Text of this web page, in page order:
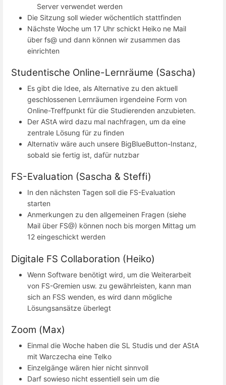
Server verwendet werden
Die Sitzung soll wieder wöchentlich stattfinden
Nächste Woche um 17 Uhr schickt Heiko ne Mail
über fs@ und dann können wir zusammen das
einrichten
Studentische Online-Lernräume (Sascha)
Es gibt die Idee, als Alternative zu den aktuell
geschlossenen Lernräumen irgendeine Form von
Online-Treffpunkt für die Studierenden anzubieten.
Der AStA wird dazu mal nachfragen, um da eine
zentrale Lösung für zu finden
Alternativ wäre auch unsere BigBlueButton-Instanz,
sobald sie fertig ist, dafür nutzbar
FS-Evaluation (Sascha & Steffi)
In den nächsten Tagen soll die FS-Evaluation
starten
Anmerkungen zu den allgemeinen Fragen (siehe
Mail über FS@) können noch bis morgen Mittag um
12 eingeschickt werden
Digitale FS Collaboration (Heiko)
Wenn Software benötigt wird, um die Weiterarbeit
von FS-Gremien usw. zu gewährleisten, kann man
sich an FSS wenden, es wird dann mögliche
Lösungsansätze überlegt
Zoom (Max)
Einmal die Woche haben die SL Studis und der AStA
mit Warczecha eine Telko
Einzelgänge wären hier nicht sinnvoll
Darf sowieso nicht essentiell sein um die